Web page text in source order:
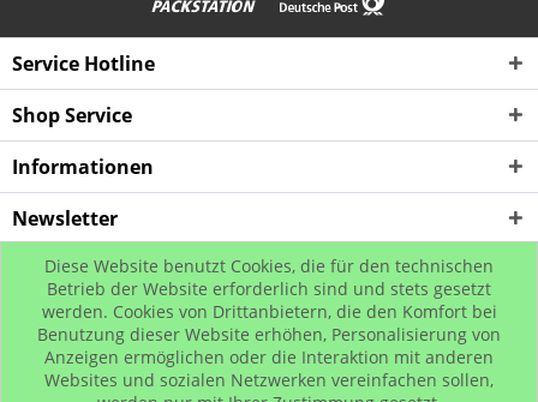
Service Hotline
Shop Service
Informationen
Newsletter
* Alle Preise inkl. gesetzl. Mehrwertsteuer zzgl. Versandkosten, wenn nicht
anders beschrieben
© www.urban-street-shop.com
Diese Website benutzt Cookies, die für den technischen
Betrieb der Website erforderlich sind und stets gesetzt
werden. Cookies von Drittanbietern, die den Komfort bei
Benutzung dieser Website erhöhen, Personalisierung von
Anzeigen ermöglichen oder die Interaktion mit anderen
Websites und sozialen Netzwerken vereinfachen sollen,